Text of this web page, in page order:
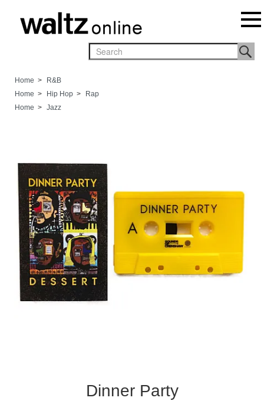
Home >
R&B
Home > Hip Hop >
Rap
Home > Jazz
Dinner Party